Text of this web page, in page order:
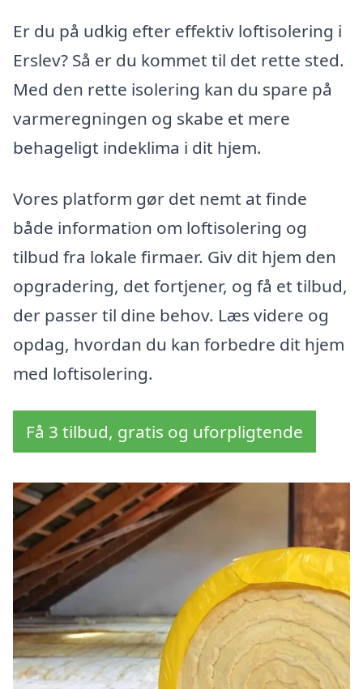
Er du på udkig efter effektiv loftisolering i
Erslev? Så er du kommet til det rette sted.
Med den rette isolering kan du spare på
varmeregningen og skabe et mere
behageligt indeklima i dit hjem.
Vores platform gør det nemt at finde
både information om loftisolering og
tilbud fra lokale firmaer. Giv dit hjem den
opgradering, det fortjener, og få et tilbud,
der passer til dine behov. Læs videre og
opdag, hvordan du kan forbedre dit hjem
med loftisolering.
Få 3 tilbud, gratis og uforpligtende